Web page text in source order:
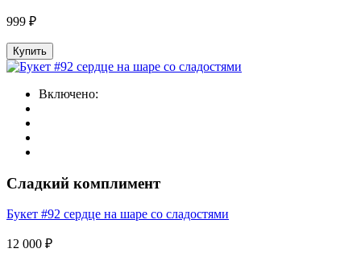
999 ₽
Купить
Включено:
Сладкий комплимент
Букет #92 сердце на шаре со сладостями
12 000 ₽